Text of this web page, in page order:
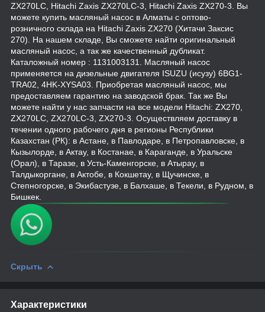
ZX270LC, Hitachi Zaxis ZX270LC-3, Hitachi Zaxis ZX270-3. Вы
можете купить масляный насос в Алматы с оптово-
розничного склада на Hitachi Zaxis ZX270 (Хитачи Заксис
270). На нашем складе, Вы сможете найти оригинальный
масляный насос, а так же качественный дубликат.
Каталожный номер : 1131003131. Масляный насос
применяется на дизельные двигателя ISUZU (исузу) 6BG1-
TRA02, 4HK-XYSA03. Приобретая масляный насос, мы
предоставляем гарантию на заводской брак. Так же Вы
можете найти у нас запчасти на все модели Hitachi: ZX270,
ZX270LC, ZX270LC-3, ZX270-3. Осуществляем доставку в
течении одного рабочего дня в регионы Республики
Казахстан (РК): в Астане, в Павлодаре, в Петропавловске, в
Кызылорде, в Актау, в Костанае, в Караганде, в Уральске
(Орал), в Таразе, в Усть-Каменгорске, в Атырау, в
Талдыкоргане, в Актобе, в Кокшетау, в Щучинске, в
Степногорске, в Экибастузе, в Балхаше, в Текели, в Рудном, в
Бишкек.
Скрыть
Характеристики